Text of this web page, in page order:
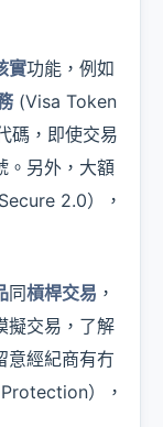
實功能，例如
(Visa Token
碼，即使交易
。另外，大額
2.0），
同槓桿交易 ，
擬交易，了解
意經紀商有冇
），